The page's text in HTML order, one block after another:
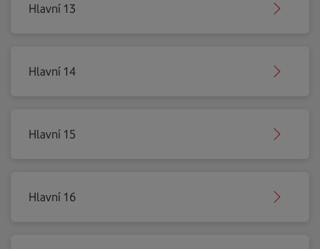
Hlavní 13
Hlavní 14
Hlavní 15
Hlavní 16